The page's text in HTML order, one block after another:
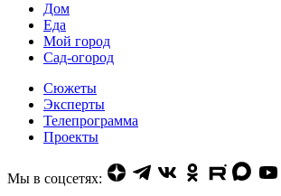
Дом
Еда
Мой город
Сад-огород
Сюжеты
Эксперты
Телепрограмма
Проекты
Мы в соцсетях: